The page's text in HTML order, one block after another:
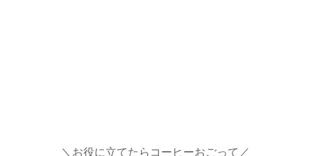
＼お役に立てたらコーヒーおごって／